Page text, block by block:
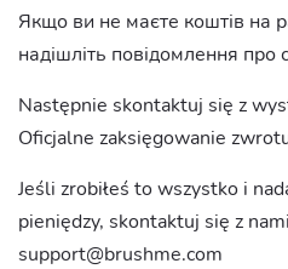
Якщо ви не маєте коштів на
надішліть повідомлення про
Następnie skontaktuj się z
Oficjalne zaksięgowanie
Jeśli zrobiłeś to wszystko i
pieniędzy, skontaktuj się z
support@brushme.com